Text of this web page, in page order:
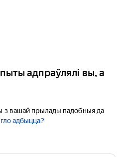
адпраўлялі вы, а
з вашай прылады падобныя да
адбыцца?